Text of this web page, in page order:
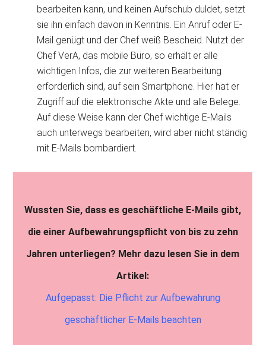
bearbeiten kann, und keinen Aufschub duldet, setzt
sie ihn einfach davon in Kenntnis. Ein Anruf oder E-
Mail genügt und der Chef weiß Bescheid. Nutzt der
Chef VerA, das mobile Büro, so erhält er alle
wichtigen Infos, die zur weiteren Bearbeitung
erforderlich sind, auf sein Smartphone. Hier hat er
Zugriff auf die elektronische Akte und alle Belege.
Auf diese Weise kann der Chef wichtige E-Mails
auch unterwegs bearbeiten, wird aber nicht ständig
mit E-Mails bombardiert.
Wussten Sie, dass es geschäftliche E-Mails gibt,
die einer Aufbewahrungspflicht von bis zu zehn
Jahren unterliegen? Mehr dazu lesen Sie in dem
Artikel:
Aufgepasst: Die Pflicht zur Aufbewahrung
geschäftlicher E-Mails beachten